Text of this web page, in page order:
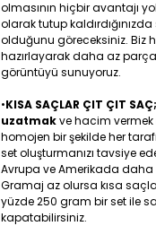
olmasının hiçbir avantajı
olarak tutup
olduğunu göreceksiniz. Biz
hazırlayarak daha az
görüntüyü sunuyoruz.
•KISA SAÇLAR ÇIT ÇIT
uzatmakve hacim vermek
homojen bir şekilde her
set oluşturmanızı tavsiye
Avrupa ve Amerikada daha
Gramaj az olursa kısa
yüzde 250 gram bir set ile
kapatabilirsiniz.